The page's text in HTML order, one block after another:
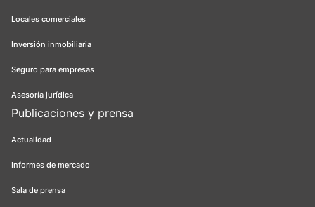
Locales comerciales
Inversión inmobiliaria
Seguro para empresas
Asesoría jurídica
Publicaciones y prensa
Actualidad
Informes de mercado
Sala de prensa